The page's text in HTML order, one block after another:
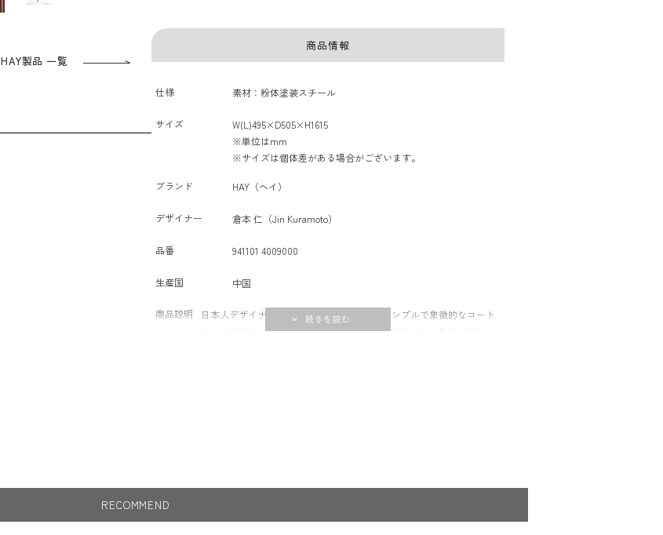
HAY製品 一覧
商品情報
仕様 素材：粉体塗装スチール
サイズ
W(L)495×D505×H1615
※単位はmm
※サイズは個体差がある場合がございます。
ブランド HAY（ヘイ）
デザイナー 倉本 仁（Jin Kuramoto）
品番 941101 4009000
生産国 中国
商品説明
日本人デザイナー、倉本 仁がデザインしたシンプルで象徴的なコート
ラックKNITは、ユニークな彫刻的デザインが特徴です。素材に触れる
RECOMMEND